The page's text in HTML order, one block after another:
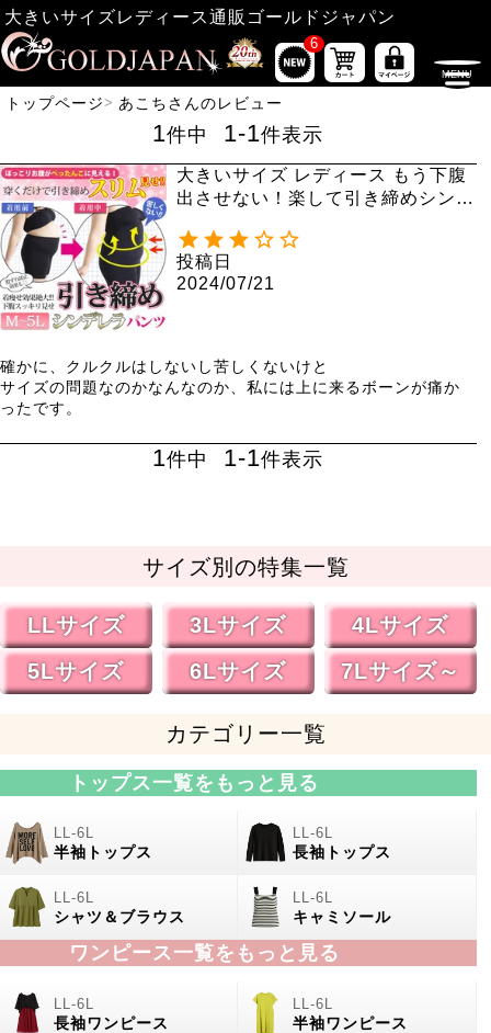
大きいサイズレディース通販ゴールドジャパン
6
トップページ あこちさんのレビュー
1件中 1-1件表示
大きいサイズ レディース もう下腹
出させない！楽して引き締めシンデ
可】3分丈 股擦れ 股ズレ 股ずれ
投稿日
2024/07/21
確かに、クルクルはしないし苦しくないけと
サイズの問題なのかなんなのか、私には上に来るボーンが痛か
ったです。
1件中 1-1件表示
サイズ別の特集一覧
LLサイズ 3Lサイズ
4Lサイズ
5Lサイズ
6Lサイズ 7Lサイズ～
カテゴリー一覧
トップス一覧をもっと見る
半袖トップス 長袖トップス
シャツ＆ブラウス キャミソール
ワンピース一覧をもっと見る
長袖ワンピース 半袖ワンピース